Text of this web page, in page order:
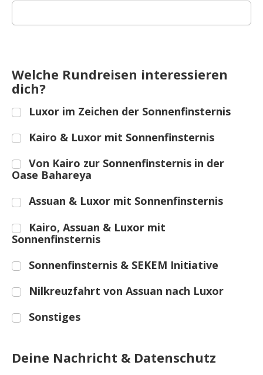
Welche Rundreisen interessieren
dich?
Luxor im Zeichen der Sonnenfinsternis
Kairo & Luxor mit Sonnenfinsternis
Von Kairo zur Sonnenfinsternis in der
Oase Bahareya
Assuan & Luxor mit Sonnenfinsternis
Kairo, Assuan & Luxor mit
Sonnenfinsternis
Sonnenfinsternis & SEKEM Initiative
Nilkreuzfahrt von Assuan nach Luxor
Sonstiges
Deine Nachricht & Datenschutz